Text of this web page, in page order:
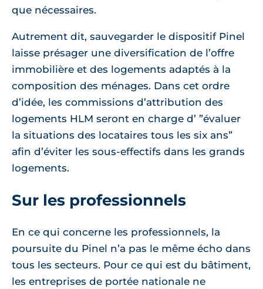
que nécessaires.
Autrement dit, sauvegarder le dispositif Pinel
laisse présager une diversification de l’offre
immobilière et des logements adaptés à la
composition des ménages. Dans cet ordre
d’idée, les commissions d’attribution des
logements HLM seront en charge d’ ”évaluer
la situations des locataires tous les six ans”
afin d’éviter les sous-effectifs dans les grands
logements.
Sur les professionnels
En ce qui concerne les professionnels, la
poursuite du Pinel n’a pas le même écho dans
tous les secteurs. Pour ce qui est du bâtiment,
les entreprises de portée nationale ne